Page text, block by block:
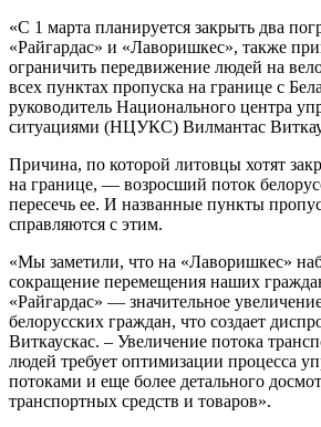
«С 1 марта планируется закрыть два
«Райгардас» и «Лаворишкес», также
ограничить передвижение людей на
всех пунктах пропуска на границе с
руководитель Национального центра
ситуациями (НЦУКС) Вилмантас
Причина, по которой литовцы хотят
на границе, — возросший поток
пересечь ее. И названные пункты
справляются с этим.
«Мы заметили, что на «Лаворишкес»
сокращение перемещения наших
«Райгардас» — значительное
белорусских граждан, что создает
Виткаускас. – Увеличение потока
людей требует оптимизации процесса
потоками и еще более детального
транспортных средств и товаров».